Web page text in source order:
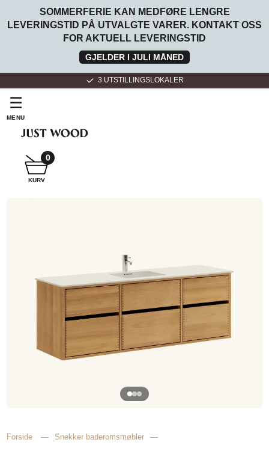
SOMMERFERIE KAN MEDFØRE LENGRE
LEVERINGSTID PÅ UTVALGTE VARER. KONTAKT OSS
FOR AKTUELL LEVERINGSTID
GJELDER I JULI MÅNED
3 UTSTILLINGSLOKALER
☰
MENU
SNEKKER
INSPIRASJON
KURV
0
Forside — Snekker baderomsmøbler —